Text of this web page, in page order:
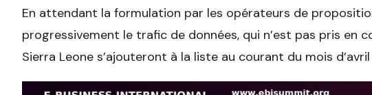
En attendant la formulation par les opérateurs de
progressivement le trafic de données, qui n’est pas pris en
Sierra Leone s’ajouteront à la liste au courant du mois d’avril